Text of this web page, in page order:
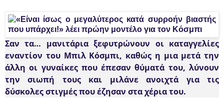
​Σαν τα… μανιτάρια ξεφυτρώνουν οι καταγγελίες
εναντίον του Μπιλ Κόσμπι, καθώς η μια μετά την
άλλη οι γυναίκες που έπεσαν θύματά του, λύνουν
την σιωπή τους και μιλάνε ανοιχτά για τις
δύσκολες στιγμές που έζησαν στα χέρια του.